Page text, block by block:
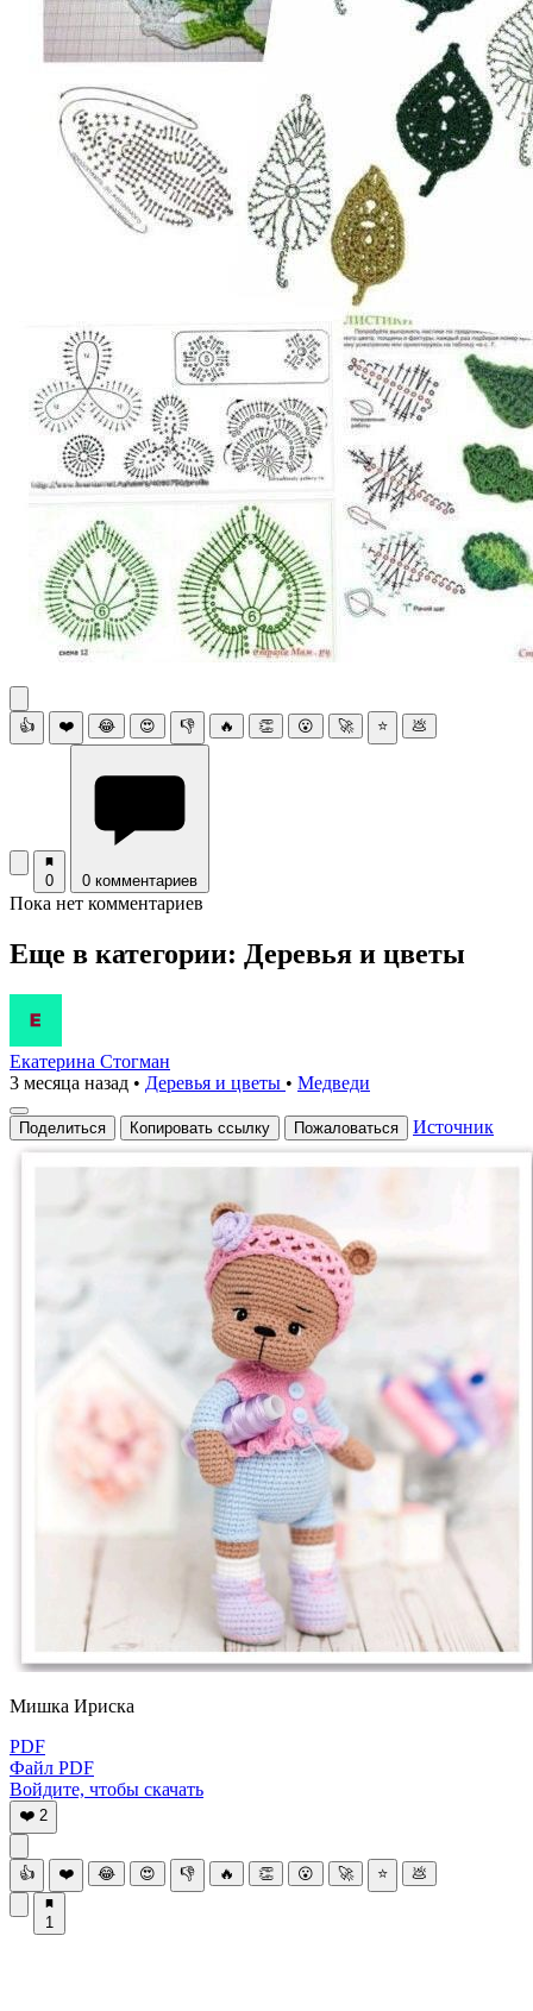
👍 ❤️ 😂 😍 👎 🔥 👏 😮 🚀 ⭐ 💩
0 0 комментариев
Пока нет комментариев
Еще в категории: Деревья и цветы
Екатерина Стогман
3 месяца назад • Деревья и цветы • Медведи
Поделиться Копировать ссылку Пожаловаться Источник
Мишка Ириска
PDF
Файл PDF
Войдите, чтобы скачать
❤️ 2
👍 ❤️ 😂 😍 👎 🔥 👏 😮 🚀 ⭐ 💩
1